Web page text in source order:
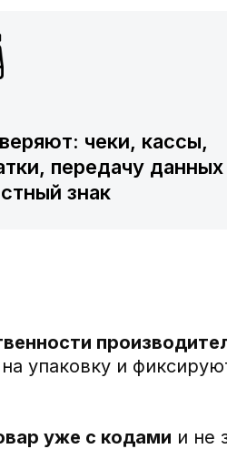
чеки, кассы,
передачу данных
знак
упаковку и
уже с кодами и не